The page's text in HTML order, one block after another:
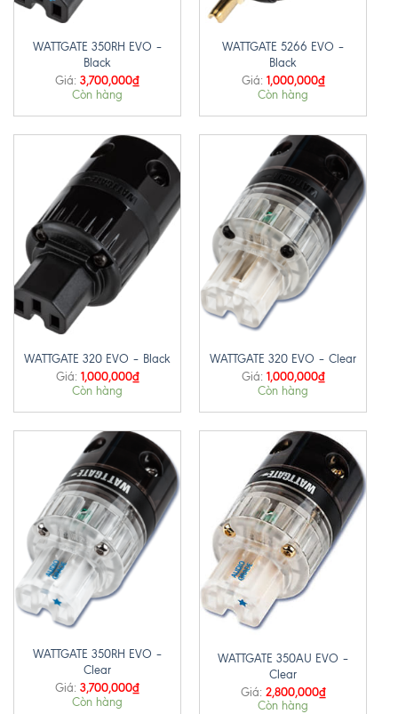
WATTGATE 350RH EVO –
Black
Giá: 3,700,000₫
Còn hàng
WATTGATE 5266 EVO –
Black
Giá: 1,000,000₫
Còn hàng
WATTGATE 320 EVO – Black
Giá: 1,000,000₫
Còn hàng
WATTGATE 320 EVO – Clear
Giá: 1,000,000₫
Còn hàng
WATTGATE 350RH EVO –
Clear
Giá: 3,700,000₫
Còn hàng
WATTGATE 350AU EVO –
Clear
Giá: 2,800,000₫
Còn hàng